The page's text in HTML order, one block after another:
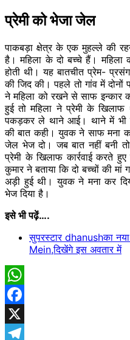
प्रेमी को भेजा जेल
पाकबड़ा क्षेत्र के एक मुहल्ले की
है। महिला के दो बच्चे हैं। महिला
होती थी। यह बातचीत प्रेम-
की जिद की। पहले तो गांव में दोनों
ने महिला को रखने से साफइन्कार
हुई तो महिला ने प्रेमी के
पकड़करले थाने आई। थाने में भी
की बात कही। युवक ने साफ मना
जेल भेज दो। जब बात नहीं बनी
प्रेमी के खिलाफ कार्रवाई करते
कुमार ने बताया कि दो बच्चों की
अड़ी हुई थी। युवक ने मना कर
भेज दिया है।
इसे भी पढ़ें….
सुपरस्टार dhanushका
Mein,दिखेंगे इस अवतार में
WhatsApp
Facebook
X